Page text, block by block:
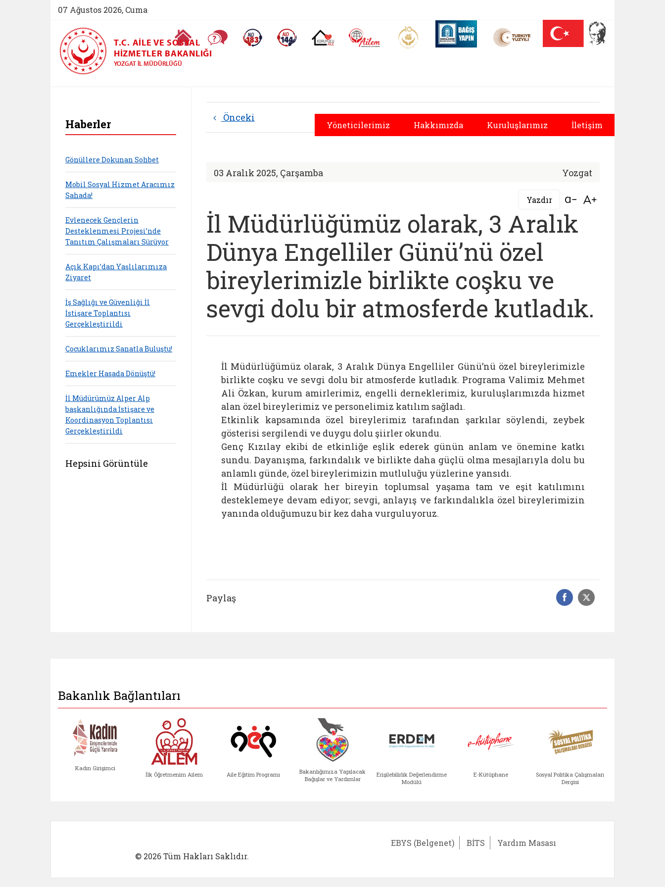
07 Ağustos 2026, Cuma
Ana Sayfa Sıkça Sorulan SorularAlo 183 (yeni sekmede açılır)Alo 144 (yeni sekmede açılır)Koruyucu Aile (yeni sekmede açılır)
AİLEM İletişim Merkezi (yeni sekmede açılır)
Aile ve Nüfus On Yılı (yeni sekmede açılır)Darülaceze bağış sayfası (yeni sekmede açılır)
T.C. AILE VE SOSYAL
HIZMETLER BAKANLIĞI
YOZGAT İL MÜDÜRLÜĞÜ
Yöneticilerimiz Hakkımızda Kuruluşlarımız İletişim
Önceki Sonraki
03 Aralık 2025, Çarşamba Yozgat
Yazdır Bağlantıyı aç
İl Müdürlüğümüz olarak, 3 Aralık
Dünya Engelliler Günü’nü özel
bireylerimizle birlikte coşku ve
sevgi dolu bir atmosferde kutladık.
İl Müdürlüğümüz olarak, 3 Aralık Dünya Engelliler Günü’nü özel bireylerimizle
birlikte coşku ve sevgi dolu bir atmosferde kutladık. Programa Valimiz Mehmet
Ali Özkan, kurum amirlerimiz, engelli derneklerimiz, kuruluşlarımızda hizmet
alan özel bireylerimiz ve personelimiz katılım sağladı.
Etkinlik kapsamında özel bireylerimiz tarafından şarkılar söylendi, zeybek
gösterisi sergilendi ve duygu dolu şiirler okundu.
Genç Kızılay ekibi de etkinliğe eşlik ederek günün anlam ve önemine katkı
sundu. Dayanışma, farkındalık ve birlikte daha güçlü olma mesajlarıyla dolu bu
anlamlı günde, özel bireylerimizin mutluluğu yüzlerine yansıdı.
İl Müdürlüğü olarak her bireyin toplumsal yaşama tam ve eşit katılımını
desteklemeye devam ediyor; sevgi, anlayış ve farkındalıkla özel bireylerimizin
yanında olduğumuzu bir kez daha vurguluyoruz.
Paylaş Facebook
Sosyal
Haberler
Gönüllere Dokunan Sohbet
Mobil Sosyal Hizmet Aracımız
Sahada!
Evlenecek Gençlerin
Desteklenmesi Projesi’nde
Tanıtım Çalışmaları Sürüyor
Açık Kapı’dan Yaşlılarımıza
Ziyaret
İş Sağlığı ve Güvenliği İl
İstişare Toplantısı
Gerçekleştirildi
Çocuklarımız Sanatla Buluştu!
Emekler Hasada Dönüştü!
İl Müdürümüz Alper Alp
başkanlığında İstişare ve
Koordinasyon Toplantısı
Gerçekleştirildi
Hepsini Görüntüle
Bakanlık Bağlantıları
Kadın Girişimci
İlk Öğretmenim Ailem Aile Eğitim Programı
Bakanlığımıza Yapılacak
Bağışlar ve Yardımlar
Erişilebilirlik Değerlendirme
Modülü
E-Kütüphane
Sosyal Politika Çalışmaları
Dergisi
© 2026 Tüm Hakları Saklıdır.
EBYS (Belgenet) BİTS Yardım Masası